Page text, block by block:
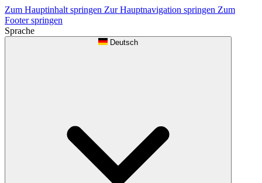
Zum Hauptinhalt springen Zur Hauptnavigation springen Zum
Footer springen
Sprache
Deutsch